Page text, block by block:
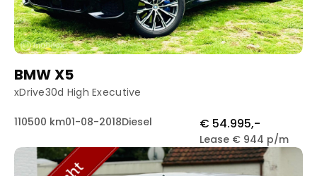
BMW X5
xDrive30d High Executive
110500 km01-08-2018Diesel € 54.995,-
Lease € 944 p/m